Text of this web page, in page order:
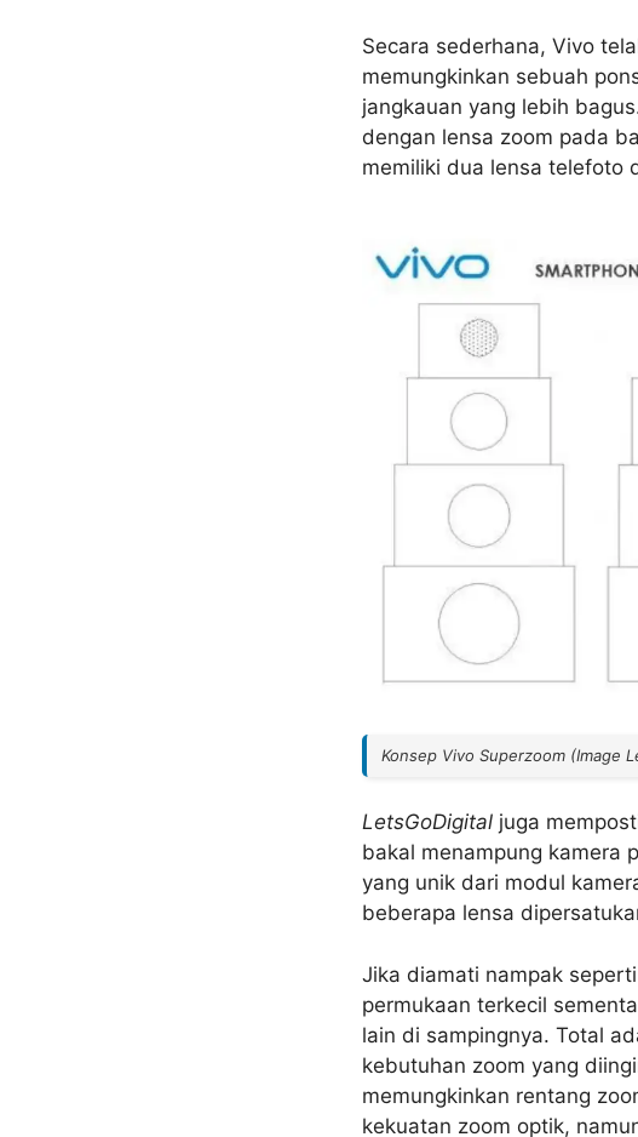
Secara sederhana, Vivo
memungkinkan sebuah
jangkauan yang lebih
dengan lensa zoom pada
memiliki dua lensa telefoto
Konsep Vivo Superzoom (Image
LetsGoDigitaljuga
bakal menampung kamera
yang unik dari modul
beberapa lensa
Jika diamati nampak
permukaan terkecil
lain di sampingnya. Total
kebutuhan zoom yang
memungkinkan rentang
kekuatan zoom optik,